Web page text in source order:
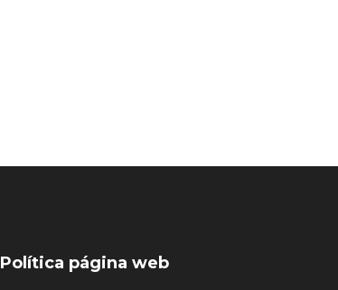
Política página web